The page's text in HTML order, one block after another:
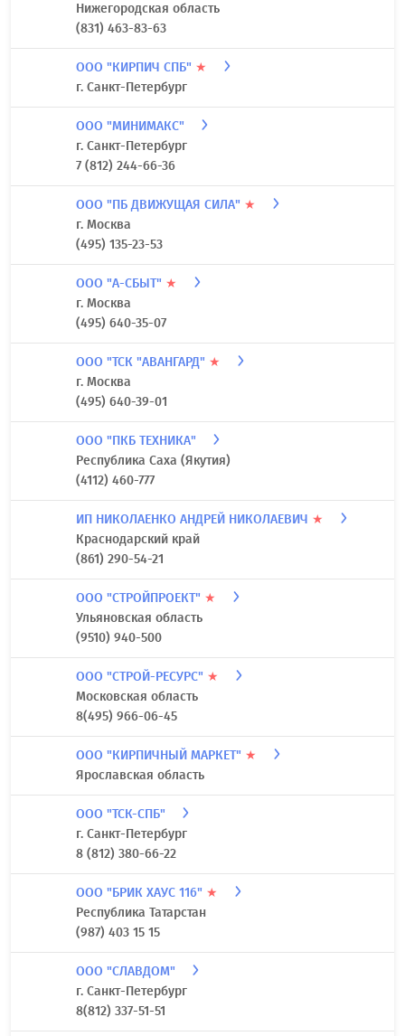
Нижегородская область
(831) 463-83-63
ООО "КИРПИЧ СПБ" ★
г. Санкт-Петербург
ООО "МИНИМАКС"
г. Санкт-Петербург
7 (812) 244-66-36
ООО "ПБ ДВИЖУЩАЯ СИЛА" ★
г. Москва
(495) 135-23-53
ООО "А-СБЫТ" ★
г. Москва
(495) 640-35-07
ООО "ТСК "АВАНГАРД" ★
г. Москва
(495) 640-39-01
ООО "ПКБ ТЕХНИКА"
Республика Саха (Якутия)
(4112) 460-777
ИП НИКОЛАЕНКО АНДРЕЙ НИКОЛАЕВИЧ ★
Краснодарский край
(861) 290-54-21
ООО "СТРОЙПРОЕКТ" ★
Ульяновская область
(9510) 940-500
ООО "СТРОЙ-РЕСУРС" ★
Московская область
8(495) 966-06-45
ООО "КИРПИЧНЫЙ МАРКЕТ" ★
Ярославская область
ООО "ТСК-СПБ"
г. Санкт-Петербург
8 (812) 380-66-22
ООО "БРИК ХАУС 116" ★
Республика Татарстан
(987) 403 15 15
ООО "СЛАВДОМ"
г. Санкт-Петербург
8(812) 337-51-51